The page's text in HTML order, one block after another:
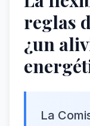
reglas
¿un
La